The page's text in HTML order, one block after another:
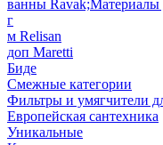
ванны Ravak;Материалы
г
м Relisan
доп Maretti
Биде
Смежные категории
Фильтры и умягчители
Европейская сантехника
Уникальные